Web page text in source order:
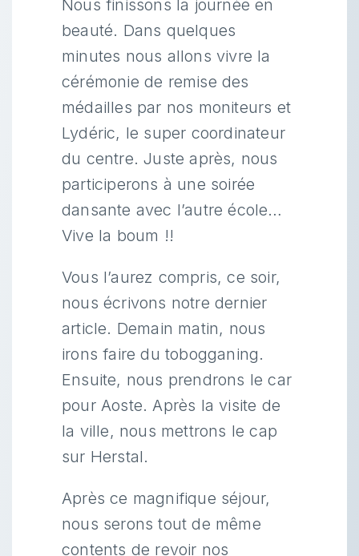
Nous finissons la journée en
beauté. Dans quelques
minutes nous allons vivre la
cérémonie de remise des
médailles par nos moniteurs et
Lydéric, le super coordinateur
du centre. Juste après, nous
participerons à une soirée
dansante avec l’autre école…
Vive la boum !!
Vous l’aurez compris, ce soir,
nous écrivons notre dernier
article. Demain matin, nous
irons faire du tobogganing.
Ensuite, nous prendrons le car
pour Aoste. Après la visite de
la ville, nous mettrons le cap
sur Herstal.
Après ce magnifique séjour,
nous serons tout de même
contents de revoir nos